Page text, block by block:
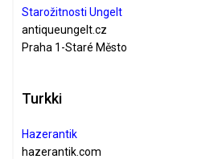
Starožitnosti Ungelt
antiqueungelt.cz
Praha 1-Staré Město
Turkki
Hazerantik
hazerantik.com